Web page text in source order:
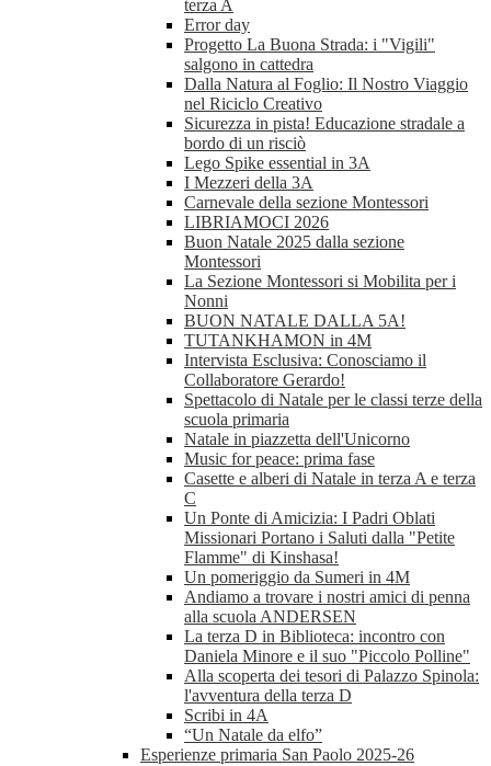
terza A
Error day
Progetto La Buona Strada: i "Vigili"
salgono in cattedra
Dalla Natura al Foglio: Il Nostro Viaggio
nel Riciclo Creativo
Sicurezza in pista! Educazione stradale a
bordo di un risciò
Lego Spike essential in 3A
I Mezzeri della 3A
Carnevale della sezione Montessori
LIBRIAMOCI 2026
Buon Natale 2025 dalla sezione
Montessori
La Sezione Montessori si Mobilita per i
Nonni
BUON NATALE DALLA 5A!
TUTANKHAMON in 4M
Intervista Esclusiva: Conosciamo il
Collaboratore Gerardo!
Spettacolo di Natale per le classi terze della
scuola primaria
Natale in piazzetta dell'Unicorno
Music for peace: prima fase
Casette e alberi di Natale in terza A e terza
C
Un Ponte di Amicizia: I Padri Oblati
Missionari Portano i Saluti dalla "Petite
Flamme" di Kinshasa!
Un pomeriggio da Sumeri in 4M
Andiamo a trovare i nostri amici di penna
alla scuola ANDERSEN
La terza D in Biblioteca: incontro con
Daniela Minore e il suo "Piccolo Polline"
Alla scoperta dei tesori di Palazzo Spinola:
l'avventura della terza D
Scribi in 4A
“Un Natale da elfo”
Esperienze primaria San Paolo 2025-26